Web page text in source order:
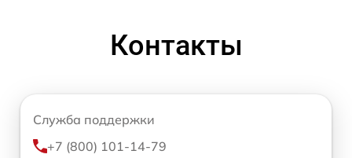
Контакты
Служба поддержки
+7 (800) 101-14-79